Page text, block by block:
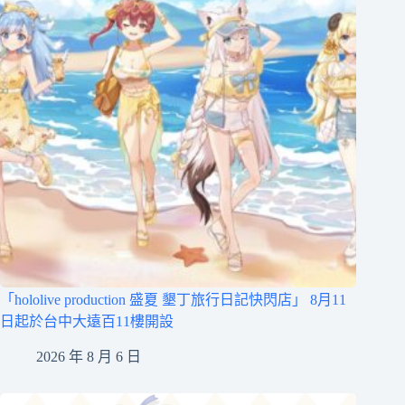
「hololive production 盛夏 墾丁旅行日記快閃店」 8月11
日起於台中大遠百11樓開設
2026 年 8 月 6 日